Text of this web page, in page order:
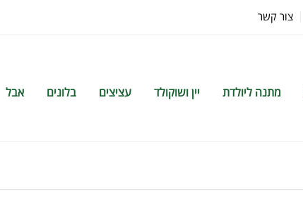
צור קשר
מתנה ליולדת יין ושוקולד עציצים בלונים אבל